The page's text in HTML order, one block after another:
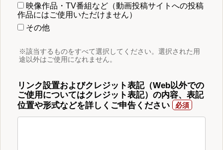
映像作品・TV番組など（動画投稿サイトへの投稿
作品にはご使用いただけません）
その他
※該当するものをすべて選択してください。選択された用
途以外はご使用になれません。
リンク設置およびクレジット表記（Web以外での
ご使用についてはクレジット表記）の内容、表記
位置や形式などを詳しくご申告ください